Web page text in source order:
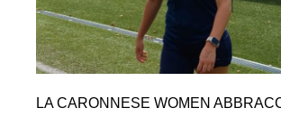
LA CARONNESE WOMEN